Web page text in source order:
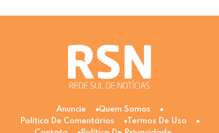
Anuncie
Quem Somos
Política De Comentários
Termos De Uso